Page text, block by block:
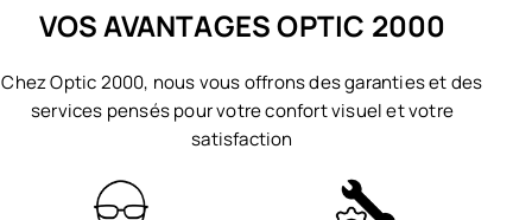
VOS AVANTAGES OPTIC 2000
Chez Optic 2000, nous vous offrons des garanties et des
services pensés pour votre confort visuel et votre
satisfaction